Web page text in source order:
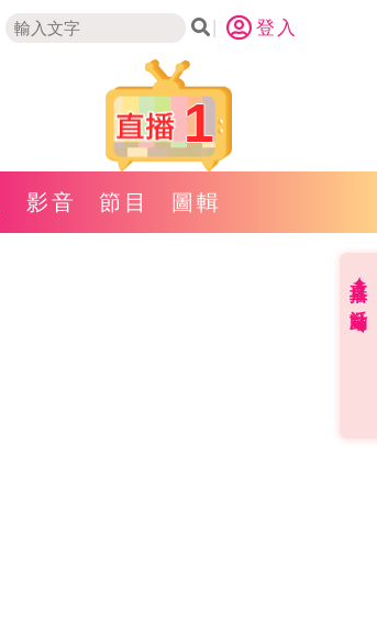
登入
1
影音 節目 圖輯
直播✦活動